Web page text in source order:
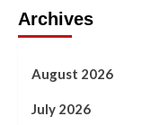
Archives
August 2026
July 2026